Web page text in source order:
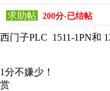
求助帖 200分-已结帖
西门子PLC 1511-1PN和
1分不嫌少！
赏